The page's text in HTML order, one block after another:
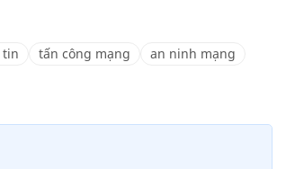
tin tấn công mạng an ninh mạng